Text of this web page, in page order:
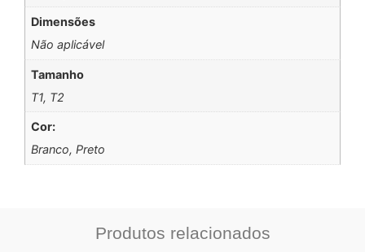
Dimensões
Não aplicável
Tamanho
T1, T2
Cor:
Branco, Preto
Produtos relacionados